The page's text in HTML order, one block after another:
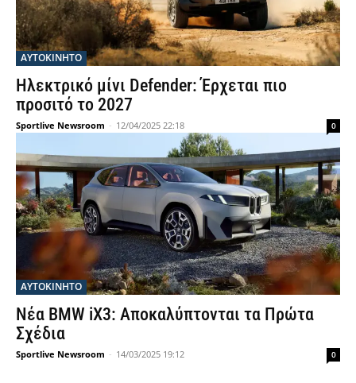
ΑΥΤΟΚΙΝΗΤΟ
Ηλεκτρικό μίνι Defender: Έρχεται πιο
προσιτό το 2027
Sportlive Newsroom - 12/04/2025 22:18 0
ΑΥΤΟΚΙΝΗΤΟ
Νέα BMW iX3: Αποκαλύπτονται τα Πρώτα
Σχέδια
Sportlive Newsroom - 14/03/2025 19:12 0